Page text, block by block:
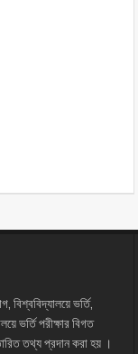
বিশ্ববিদ্যালয়ে ভর্তি,
ভর্তি পরীক্ষার বিগত
তথ্য প্রদান করা হয় ।